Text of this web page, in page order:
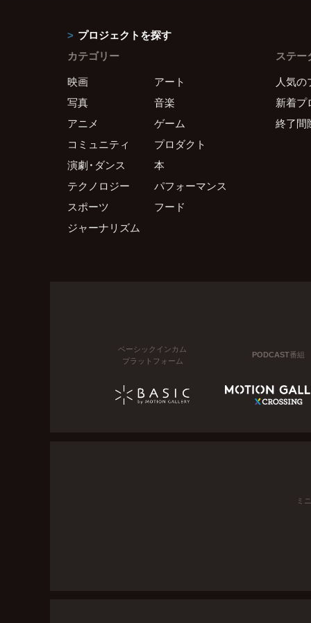
プロジェクトを探す
カテゴリー
映画
アート
写真
音楽
アニメ
ゲーム
コミュニティ
プロダクト
演劇・ダンス
本
テクノロジー
パフォーマンス
スポーツ
フード
ジャーナリズム
ステー
人気の
新着プ
終了間
ベーシックインカム
プラットフォーム
PODCAST番組
ミ